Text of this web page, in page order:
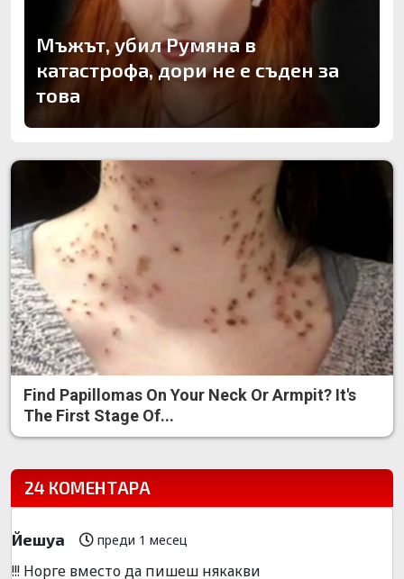
Мъжът, убил Румяна в
катастрофа, дори не е съден за
това
Find Papillomas On Your Neck Or Armpit? It's
The First Stage Of...
24 КОМЕНТАРА
Йешуа преди 1 месец
!!! Норге вместо да пишеш някакви